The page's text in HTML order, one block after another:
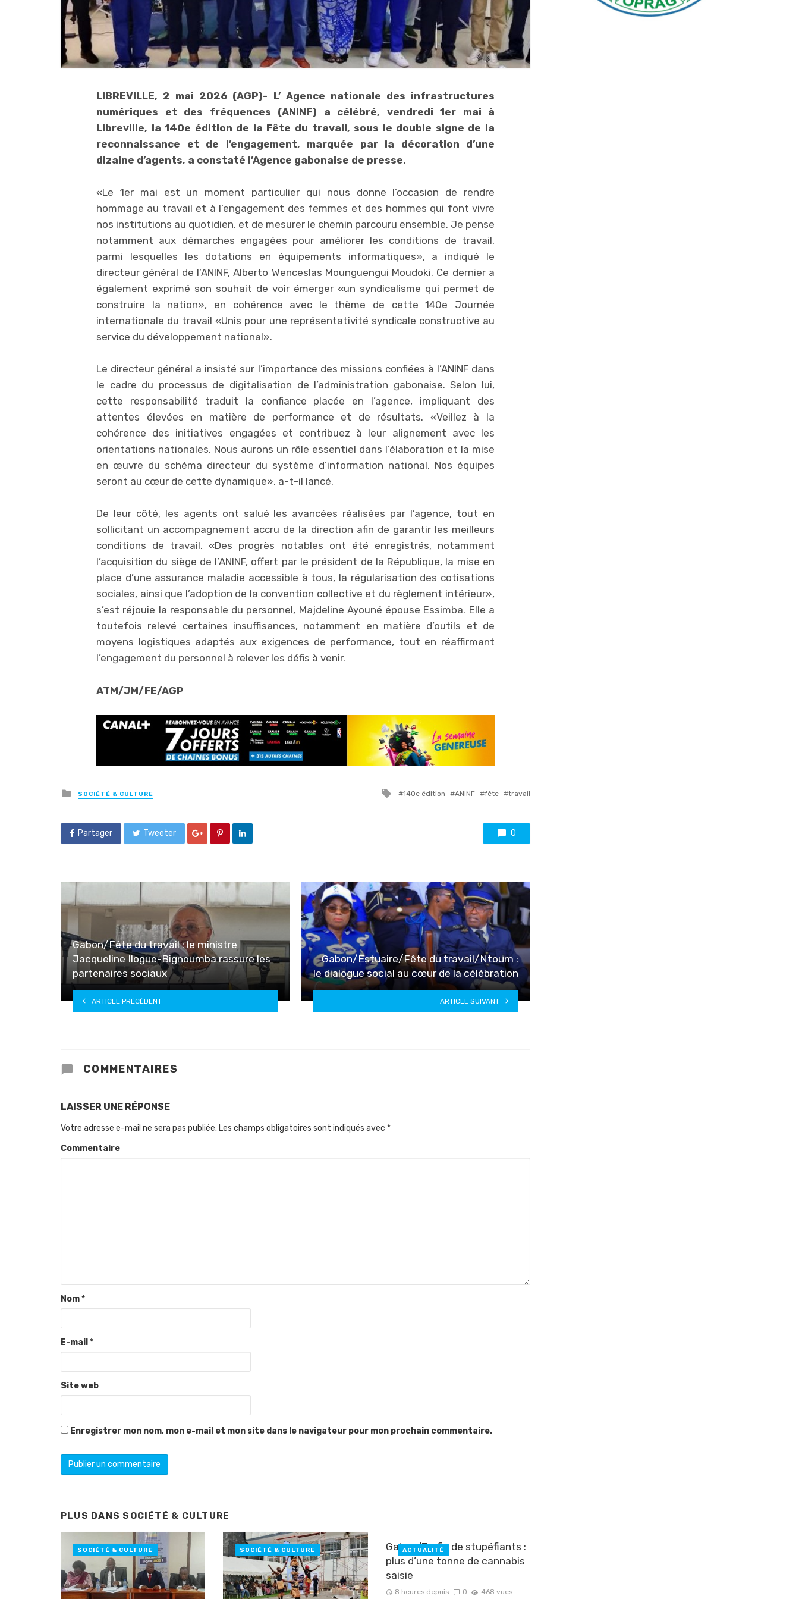
LIBREVILLE, 2 mai 2026 (AGP)- L’ Agence nationale des infrastructures
numériques et des fréquences (ANINF) a célébré, vendredi 1er mai à
Libreville, la 140e édition de la Fête du travail, sous le double signe de la
reconnaissance et de l’engagement, marquée par la décoration d’une
dizaine d’agents, a constaté l’Agence gabonaise de presse.
«Le 1er mai est un moment particulier qui nous donne l’occasion de rendre
hommage au travail et à l’engagement des femmes et des hommes qui font vivre
nos institutions au quotidien, et de mesurer le chemin parcouru ensemble. Je pense
notamment aux démarches engagées pour améliorer les conditions de travail,
parmi lesquelles les dotations en équipements informatiques», a indiqué le
directeur général de l’ANINF, Alberto Wenceslas Mounguengui Moudoki. Ce dernier a
également exprimé son souhait de voir émerger «un syndicalisme qui permet de
construire la nation», en cohérence avec le thème de cette 140e Journée
internationale du travail «Unis pour une représentativité syndicale constructive au
service du développement national».
Le directeur général a insisté sur l’importance des missions confiées à l’ANINF dans
le cadre du processus de digitalisation de l’administration gabonaise. Selon lui,
cette responsabilité traduit la confiance placée en l’agence, impliquant des
attentes élevées en matière de performance et de résultats. «Veillez à la
cohérence des initiatives engagées et contribuez à leur alignement avec les
orientations nationales. Nous aurons un rôle essentiel dans l’élaboration et la mise
en œuvre du schéma directeur du système d’information national. Nos équipes
seront au cœur de cette dynamique», a-t-il lancé.
De leur côté, les agents ont salué les avancées réalisées par l’agence, tout en
sollicitant un accompagnement accru de la direction afin de garantir les meilleurs
conditions de travail. «Des progrès notables ont été enregistrés, notamment
l’acquisition du siège de l’ANINF, offert par le président de la République, la mise en
place d’une assurance maladie accessible à tous, la régularisation des cotisations
sociales, ainsi que l’adoption de la convention collective et du règlement intérieur»,
s’est réjouie la responsable du personnel, Majdeline Ayouné épouse Essimba. Elle a
toutefois relevé certaines insuffisances, notamment en matière d’outils et de
moyens logistiques adaptés aux exigences de performance, tout en réaffirmant
l’engagement du personnel à relever les défis à venir.
ATM/JM/FE/AGP
Posted
in
SOCIÉTÉ & CULTURE
Tagged
140e édition ANINF fête travail
Partager Tweeter 0
Gabon/Fête du travail : le ministre
Jacqueline Ilogue-Bignoumba rassure les
partenaires sociaux
ARTICLE PRÉCÉDENT
Gabon/Estuaire/Fête du travail/Ntoum :
le dialogue social au cœur de la célébration
ARTICLE SUIVANT
COMMENTAIRES
LAISSER UNE RÉPONSE
Votre adresse e-mail ne sera pas publiée. Les champs obligatoires sont indiqués avec *
Commentaire
Nom*
E-mail *
Site web
Enregistrer mon nom, mon e-mail et mon site dans le navigateur pour mon prochain commentaire.
PLUS DANS SOCIÉTÉ & CULTURE
SOCIÉTÉ & CULTURE SOCIÉTÉ & CULTURE
Gabon/Trafic de stupéfiants :
plus d’une tonne de cannabis
saisie ‎
8 heures depuis 0 468 vues
ACTUALITÉ